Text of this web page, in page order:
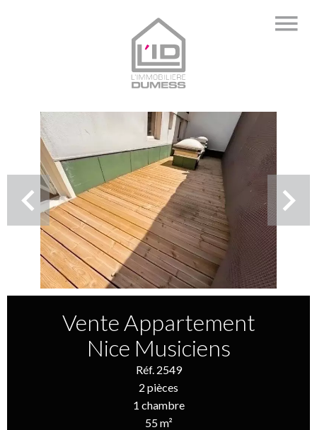
Vente Appartement
Nice Musiciens
Réf. 2549
2 pièces
1 chambre
55 m²